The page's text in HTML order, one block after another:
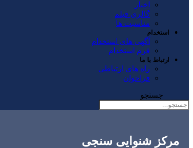
اخبار
گالری فیلم
مناسبت ها
استخدام
آگهی های استخدام
فرم استخدام
ارتباط با ما
راه های ارتباطی
فراخوان
جستجو
مرکز شنوایی سنجی